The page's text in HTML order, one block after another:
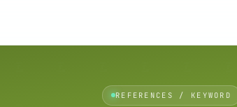
REFERENCES / KEYWORD